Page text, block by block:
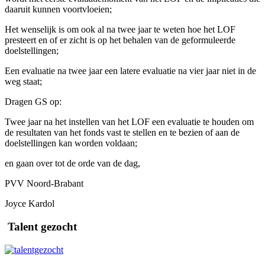
daaruit kunnen voortvloeien;
Het wenselijk is om ook al na twee jaar te weten hoe het LOF
presteert en of er zicht is op het behalen van de geformuleerde
doelstellingen;
Een evaluatie na twee jaar een latere evaluatie na vier jaar niet in de
weg staat;
Dragen GS op:
Twee jaar na het instellen van het LOF een evaluatie te houden om
de resultaten van het fonds vast te stellen en te bezien of aan de
doelstellingen kan worden voldaan;
en gaan over tot de orde van de dag,
PVV Noord-Brabant
Joyce Kardol
Talent gezocht